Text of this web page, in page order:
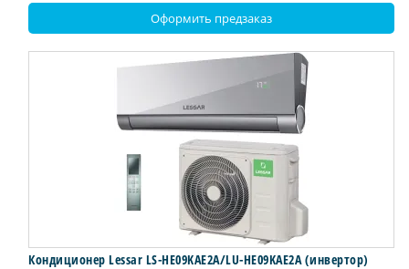
Оформить предзаказ
Кондиционер Lessar LS-HE09KAE2A/LU-HE09KAE2A (инвертор)